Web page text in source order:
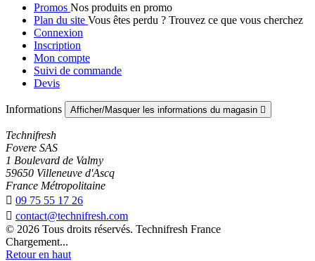
Promos Nos produits en promo
Plan du site Vous êtes perdu ? Trouvez ce que vous cherchez
Connexion
Inscription
Mon compte
Suivi de commande
Devis
Informations Afficher/Masquer les informations du magasin 
Technifresh
Fovere SAS
1 Boulevard de Valmy
59650 Villeneuve d'Ascq
France Métropolitaine
 09 75 55 17 26
 contact@technifresh.com
© 2026 Tous droits réservés. Technifresh France
Chargement...
Retour en haut